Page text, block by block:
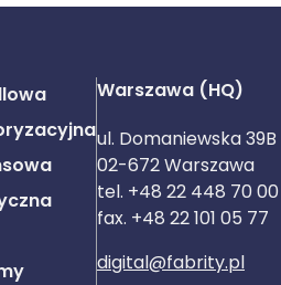
Warszawa (HQ)
ul. Domaniewska 39B
02-672 Warszawa
tel. +48 22 448 70 00
fax. +48 22 101 05 77
digital@fabrity.pl